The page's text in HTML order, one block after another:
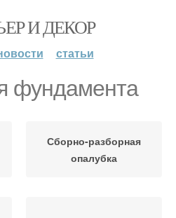
И ДЕКОР
статьи
фундамента
Сборно-разборная
опалубка